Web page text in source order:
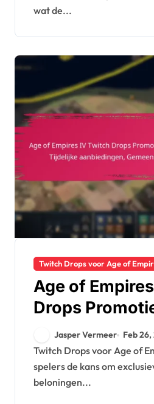
wat de...
Twitch Drops voor Age of
Age of
Drops
Speciale
Tijdelijke
nheid
Jasper Vermeer Feb
Twitch Drops voor Age of Empires IV bieden
spelers de kans om
beloningen...